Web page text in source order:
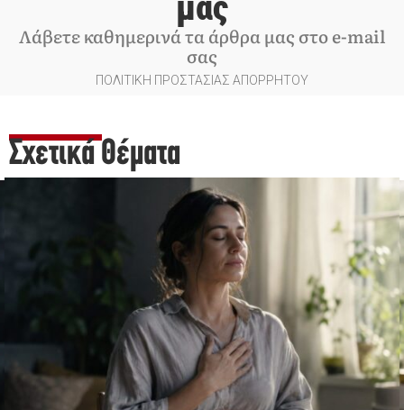
Λάβετε καθημερινά τα άρθρα μας στο e-mail
σας
ΠΟΛΙΤΙΚΗ ΠΡΟΣΤΑΣΙΑΣ ΑΠΟΡΡΗΤΟΥ
Σχετικά Θέματα